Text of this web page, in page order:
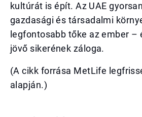
kultúrát is épít. Az UAE
gazdasági és társadalmi
legfontosabb tőke az ember –
jövő sikerének záloga.
(A cikk forrása MetLife
alapján.)